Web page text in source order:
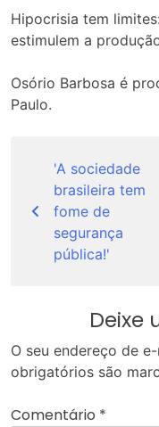
Hipocrisia tem
estimulem a
Osório Barbosa é
Paulo.
Post
'A sociedade
brasileira tem
fome de
segurança
pública!'
Deixe
O seu endereço de
obrigatórios são
Comentário *